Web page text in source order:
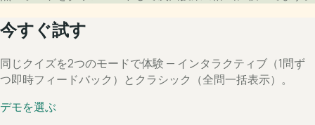
今すぐ試す
同じクイズを2つのモードで体験 — インタラクティブ（1問ず
つ即時フィードバック）とクラシック（全問一括表示）。
デモを選ぶ